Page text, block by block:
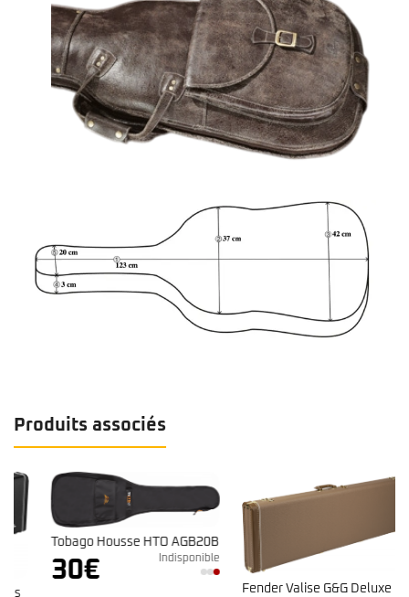
Produits associés
Tobago Housse HTO AGB20B
30€ Indisponible
Fender Valise G&G Deluxe